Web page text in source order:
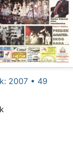
2007 • 49